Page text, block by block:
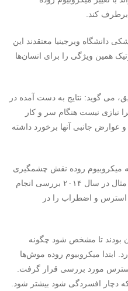
برطرف کند.
دانشگاه ویرجینیا معتقدند این
همین ویژگی را برای انسان‌ها
می گوید: نتایج به دست آمده در
نیازی نیست هنگام سر و کار
و عوارض جانبی آنها برخورد داشته
میکروبیوم روده نقش چشمگیری
در سلامت روان بازی می‌کند. به طور مثال در سال ۲۰۱۴ بررسی انجام
استرس و اضطراب را در
بودند تا مشخص شود چگونه
ابتدا میکروبیوم روده موش‌ها
مورد بررسی قرار گرفت.
دچار افسردگی شود بیشتر شود.